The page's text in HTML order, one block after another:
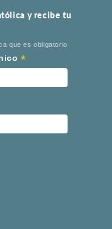
y recibe tu
que es obligatorio
*